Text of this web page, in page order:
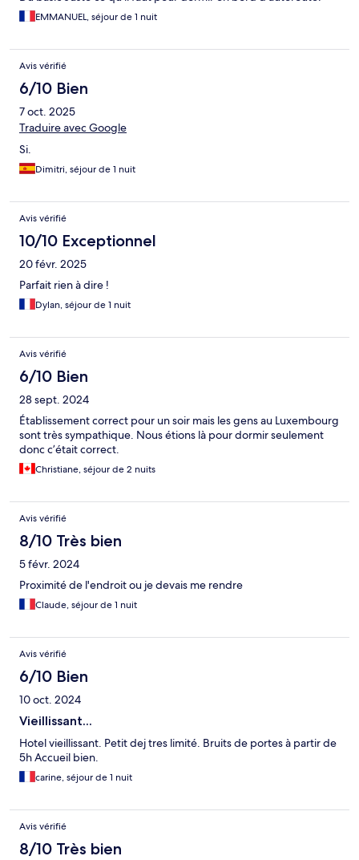
EMMANUEL, séjour de 1 nuit
Avis vérifié
6/10 Bien
7 oct. 2025
Traduire avec Google
Si.
Dimitri, séjour de 1 nuit
Avis vérifié
10/10 Exceptionnel
20 févr. 2025
Parfait rien à dire !
Dylan, séjour de 1 nuit
Avis vérifié
6/10 Bien
28 sept. 2024
Établissement correct pour un soir mais les gens au Luxembourg
sont très sympathique. Nous étions là pour dormir seulement
donc c’était correct.
Christiane, séjour de 2 nuits
Avis vérifié
8/10 Très bien
5 févr. 2024
Proximité de l'endroit ou je devais me rendre
Claude, séjour de 1 nuit
Avis vérifié
6/10 Bien
10 oct. 2024
Vieillissant...
Hotel vieillissant. Petit dej tres limité. Bruits de portes à partir de
5h Accueil bien.
carine, séjour de 1 nuit
Avis vérifié
8/10 Très bien